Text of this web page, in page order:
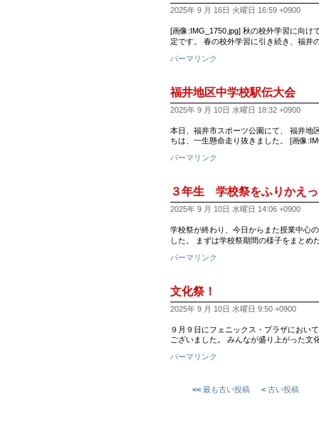
2025年 9 月 16日 火曜日 16:59 +0900
[画像:IMG_1750.jpg] 秋の校外学習に向け
定です。 春の校外学習に引き続き、福井
パーマリンク
福井地区中学校駅伝大会
2025年 9 月 10日 水曜日 18:32 +0900
本日、福井市スポーツ公園にて、 福井地
ちは、一生懸命走り抜きました。 [画像
パーマリンク
３年生 学校祭をふりかえ
2025年 9 月 10日 水曜日 14:06 +0900
学校祭が終わり、今日からまた授業中心
した。 まずは学校祭期間の様子をまとめ
パーマリンク
文化祭！
2025年 9 月 10日 水曜日 9:50 +0900
９月９日にフェニックス・プラザにおい
ございました。 みんなが盛り上がった文
パーマリンク
<< 最も古い投稿 < 古い投稿